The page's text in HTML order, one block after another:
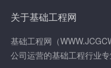
关于基础工程网
基础工程网（
公司运营的基础工程行业专